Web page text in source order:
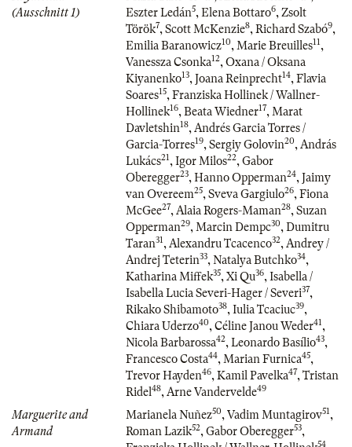
(Ausschnitt 1)
Eszter Ledán5, Elena Bottaro6, Zsolt
Török7, Scott McKenzie8, Richard Szabó9,
Emilia Baranowicz10, Marie Breuilles11,
Vanessza Csonka12, Oxana / Oksana
Kiyanenko13, Joana Reinprecht14, Flavia
Soares15, Franziska Hollinek / Wallner-
Hollinek16, Beata Wiedner17, Marat
Davletshin18, Andrés Garcia Torres /
Garcia-Torres19, Sergiy Golovin20, András
Lukács21, Igor Milos22, Gabor
Oberegger23, Hanno Opperman24, Jaimy
van Overeem25, Sveva Gargiulo26, Fiona
McGee27, Alaia Rogers-Maman28, Suzan
Opperman29, Marcin Dempc30, Dumitru
Taran31, Alexandru Tcacenco32, Andrey /
Andrej Teterin33, Natalya Butchko34,
Katharina Miffek35, Xi Qu36, Isabella /
Isabella Lucia Severi-Hager / Severi37,
Rikako Shibamoto38, Iulia Tcaciuc39,
Chiara Uderzo40, Céline Janou Weder41,
Nicola Barbarossa42, Leonardo Basílio43,
Francesco Costa44, Marian Furnica45,
Trevor Hayden46, Kamil Pavelka47, Tristan
Ridel 48, Arne Vandervelde49
Marguerite and
Armand
Marianela Nuñez50, Vadim Muntagirov51,
Roman Lazik52, Gabor Oberegger53,
54